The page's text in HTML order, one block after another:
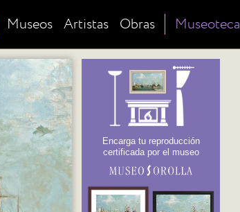
Museos Artistas Obras Museoteca
Encarga tu reproducción
certificada por el museo